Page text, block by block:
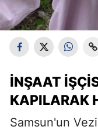
İNŞAAT
KAPILARAK
Samsun'un